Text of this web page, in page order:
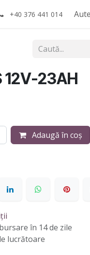
+40 376 441 014
12V-23AH
Adaugă în coș
în 14 de zile
lucrătoare